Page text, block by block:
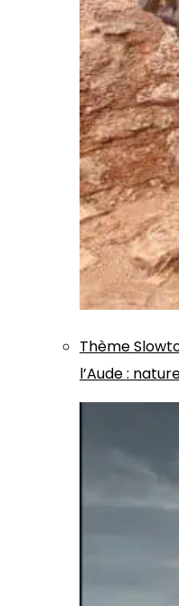
Thème
l’Aude :